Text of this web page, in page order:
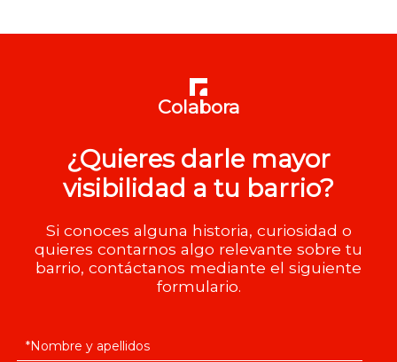
Colabora
¿Quieres darle mayor
visibilidad a tu barrio?
Si conoces alguna historia, curiosidad o
quieres contarnos algo relevante sobre tu
barrio, contáctanos mediante el siguiente
formulario.